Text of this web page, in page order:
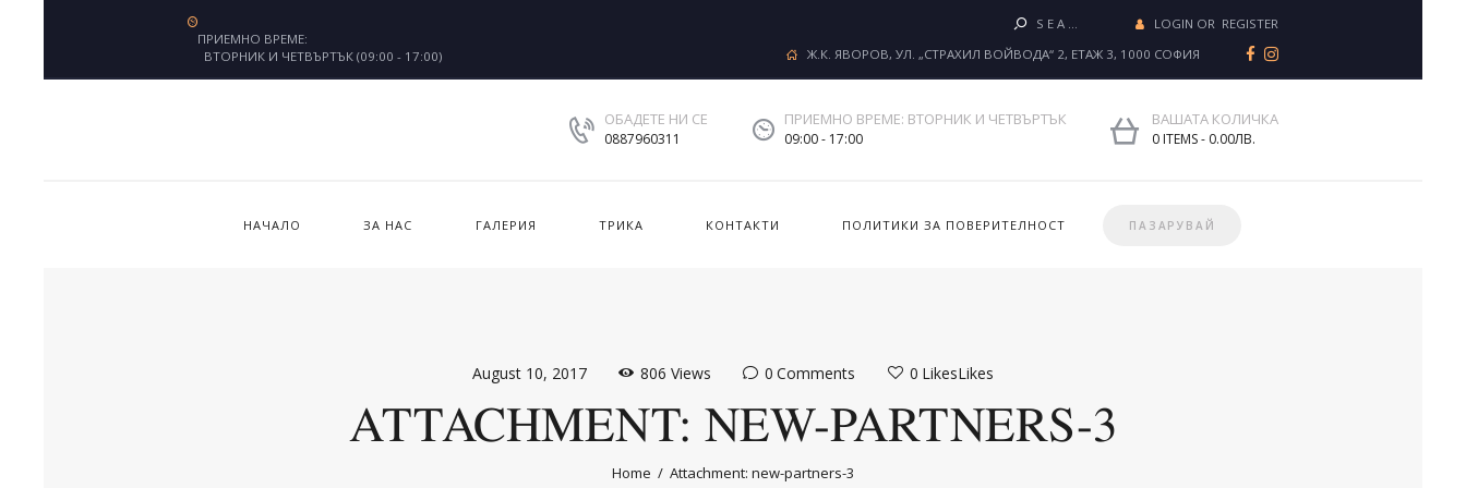
ПРИЕМНО ВРЕМЕ:
ВТОРНИК И ЧЕТВЪРТЪК (09:00 - 17:00)
LOGIN OR REGISTER
Ж.К. ЯВОРОВ, УЛ. „СТРАХИЛ ВОЙВОДА“ 2, ЕТАЖ 3, 1000 СОФИЯ
ОБАДЕТЕ НИ СЕ
0887960311
ПРИЕМНО ВРЕМЕ: ВТОРНИК И ЧЕТВЪРТЪК
09:00 - 17:00
ВАШАТА КОЛИЧКА
0 ITEMS- 0.00ЛВ.
НАЧАЛО ЗА НАС ГАЛЕРИЯ ТРИКА КОНТАКТИ ПОЛИТИКИ ЗА ПОВЕРИТЕЛНОСТ ПАЗАРУВАЙ
August 10, 2017 806 Views 0 Comments 0 LikesLikes
ATTACHMENT: NEW-PARTNERS-3
Home Attachment: new-partners-3